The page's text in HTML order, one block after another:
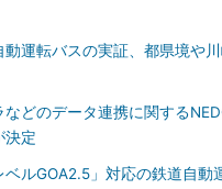
動運転バスの実証、都県境や
などのデータ連携に関する
決定
ベルGOA2.5」対応の鉄道自動